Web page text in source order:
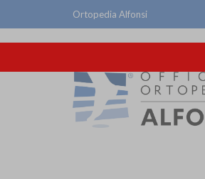
Ortopedia Alfonsi